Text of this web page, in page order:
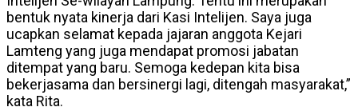
bentuk nyata kinerja dari Kasi Intelijen. Saya juga
ucapkan selamat kepada jajaran anggota Kejari
Lamteng yang juga mendapat promosi jabatan
ditempat yang baru. Semoga kedepan kita bisa
bekerjasama dan bersinergi lagi, ditengah masyarakat,”
kata Rita.